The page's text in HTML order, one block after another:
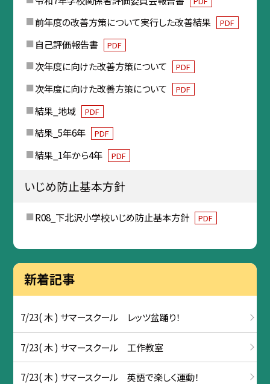
前年度の改善方策について実行した改善結果 PDF
自己評価報告書 PDF
次年度に向けた改善方策について PDF
次年度に向けた改善方策について PDF
結果_地域 PDF
結果_5年6年 PDF
結果_1年から4年 PDF
いじめ防止基本方針
R08_下北沢小学校いじめ防止基本方針 PDF
新着記事
7/23( 木 ) サマースクール レッツ盆踊り！
7/23( 木 ) サマースクール 工作教室
7/23( 木 ) サマースクール 英語で楽しく運動！